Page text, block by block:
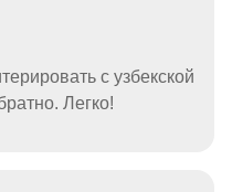
с узбекской
Легко!